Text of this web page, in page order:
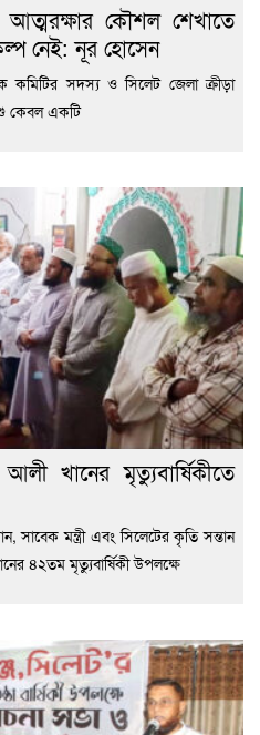
কৌশল শেখাতে
নেই: নূর হোসেন
কমিটির সদস্য ও সিলেট জেলা ক্রীড়া
কেবল একটি
খানের মৃত্যুবার্ষিকীতে
সাবেক মন্ত্রী এবং সিলেটের কৃতি সন্তান
৪২তম মৃত্যুবার্ষিকী উপলক্ষে